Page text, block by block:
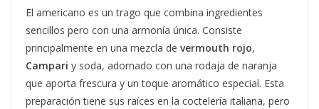
El americano es un trago que combina ingredientes
sencillos pero con una armonía única. Consiste
principalmente en una mezcla de vermouth rojo,
Campari y soda, adornado con una rodaja de naranja
que aporta frescura y un toque aromático especial. Esta
preparación tiene sus raíces en la coctelería italiana, pero